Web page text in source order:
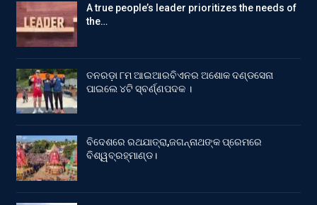
A true people’s leader prioritizes the needs of
the…
ତନରଡ଼ା ୮ମ ଆଇଆରବିଏନର ଅଶୋକ ଦଣ୍ଡସେନା
ପାଇଲେ ୪ଟି ସ୍ବର୍ଣ୍ଣପଦକ ।
ବିଦେଶରେ ରଥଯାତ୍ରା,ଜଗନ୍ନାଥଙ୍କ ପ୍ରେମରେ
ବିଶ୍ୱବ୍ରହ୍ମାଣ୍ଡ।